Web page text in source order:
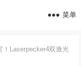
菜单
！Laserpecker4双激光